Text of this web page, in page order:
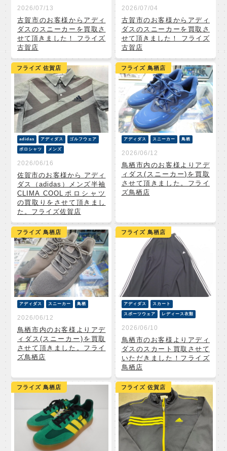
2026/07/13
古賀市のお客様からアディ
ダスのスニーカーを買取さ
せて頂きました！ フライズ
古賀店
2026/07/04
古賀市のお客様からアディ
ダスのスニーカーを買取さ
せて頂きました！ フライズ
古賀店
フライズ 佐賀店
adidas アディダス ゴルフウェア
ポロシャツ メンズ
2026/06/16
佐賀市のお客様から アディ
ダス（adidas）メンズ半袖
CLIMA COOLポロシャツ
の買取りをさせて頂きまし
た。フライズ佐賀店
フライズ 鳥栖店
アディダス スニーカー 鳥栖
2026/06/12
鳥栖市内のお客様よりアデ
ィダス(スニーカー)を買取
させて頂きました。フライ
ズ鳥栖店
フライズ 鳥栖店
アディダス スニーカー 鳥栖
2026/06/12
鳥栖市内のお客様よりアデ
ィダス(スニーカー)を買取
させて頂きました。フライ
ズ鳥栖店
フライズ 鳥栖店
アディダス スカート
スポーツウェア レディース衣類
2026/06/10
鳥栖市のお客様よりアディ
ダスのスカート買取させて
いただきました！フライズ
鳥栖店
フライズ 鳥栖店 フライズ 佐賀店